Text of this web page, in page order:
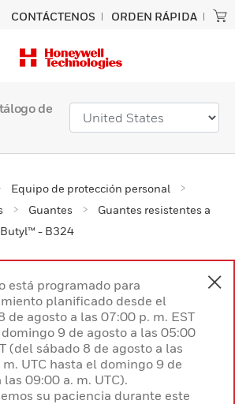
CONTÁCTENOS ORDEN RÁPIDA
de
Equipo de protección personal
Guantes
Guantes resistentes a
- B324
está programado para
planificado desde el
de agosto a las 07:00 p. m. EST
9 de agosto a las 05:00
(del sábado 8 de agosto a las
UTC hasta el domingo 9 de
las 09:00 a. m. UTC).
su paciencia durante este